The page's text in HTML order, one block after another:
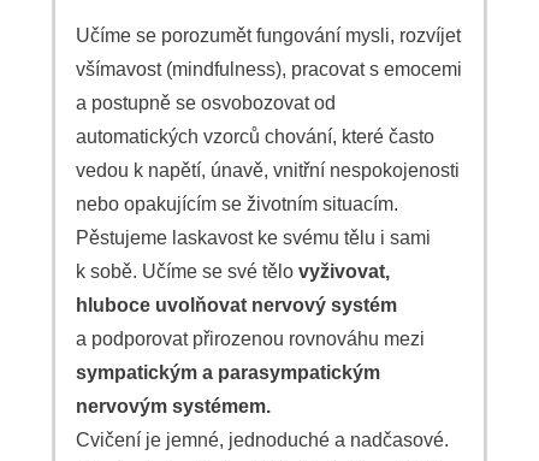
Učíme se porozumět fungování mysli, rozvíjet
všímavost (mindfulness), pracovat s emocemi
a postupně se osvobozovat od
automatických vzorců chování, které často
vedou k napětí, únavě, vnitřní nespokojenosti
nebo opakujícím se životním situacím.
Pěstujeme laskavost ke svému tělu i sami
k sobě. Učíme se své tělovyživovat,
hluboce uvolňovat nervový systém
a podporovat přirozenou rovnováhu mezi
sympatickým a parasympatickým
nervovým systémem.
Cvičení je jemné, jednoduché a nadčasové.